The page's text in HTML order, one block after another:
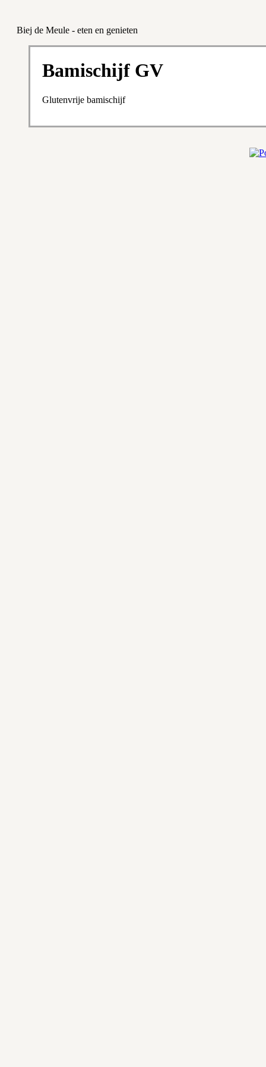
Biej de Meule - eten en genieten
Bamischijf GV
Glutenvrije bamischijf